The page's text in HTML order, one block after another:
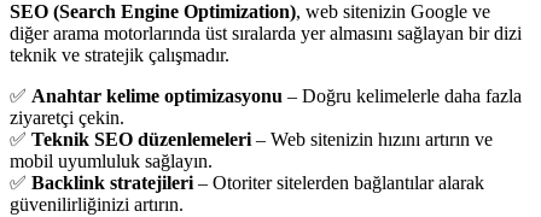
SEO (Search Engine Optimization), web sitenizin Google ve
diğer arama motorlarında üst sıralarda yer almasını sağlayan bir dizi
teknik ve stratejik çalışmadır.
✅ Anahtar kelime optimizasyonu – Doğru kelimelerle daha fazla
ziyaretçi çekin.
✅ Teknik SEO düzenlemeleri – Web sitenizin hızını artırın ve
mobil uyumluluk sağlayın.
✅ Backlink stratejileri – Otoriter sitelerden bağlantılar alarak
güvenilirliğinizi artırın.